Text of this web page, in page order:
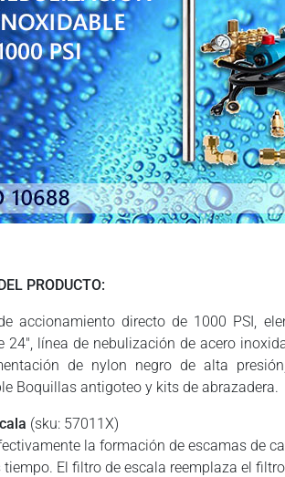
PRODUCTO:
accionamiento directo de 1000 PSI,
24″, línea de nebulización de acero
de nylon negro de alta
Boquillas antigoteo y kits de abrazadera.
(sku: 57011X)
la formación de escamas de
El filtro de escala reemplaza el